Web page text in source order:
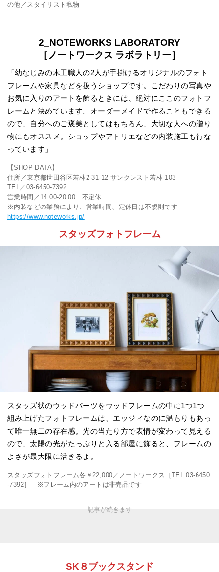
の他／スタイリスト私物
2_NOTEWORKS LABORATORY
［ノートワークス ラボラトリー］
「幼なじみの木工職人の2人が手掛けるオリジナルのフォト
フレームや家具などを扱うショップです。こだわりの写真や
お気に入りのアートを飾るときには、絶対にここのフォトフ
レームと決めています。オーダーメイドで作ることもできる
ので、自分へのご褒美としてはもちろん、大切な人への贈り
物にもオススメ。ショップやアトリエなどの内装施工も行な
っています」
【SHOP DATA】
住所／東京都世田谷区若林2-31-12 サンクレスト若林 103
TEL／03-6450-7392
営業時間／14:00-20:00 不定休
※内装などの業務により、営業時間、定休日は不規則です
https://www.noteworks.jp/
スタッズフォトフレーム
スタッズ状のウッドパーツをウッドフレームの中に1つ1つ
組み上げたフォトフレームは、エッジィなのに温もりもあっ
て唯一無二の存在感。光の当たり方で表情が変わって見える
ので、太陽の光がたっぷりと入る部屋に飾ると、フレームの
よさが最大限に活きるよ。
スタッズフォトフレーム各￥22,000／ノートワークス［TEL:03-6450
-7392］ ※フレーム内のアートは非売品です
SK８ブックスタンド